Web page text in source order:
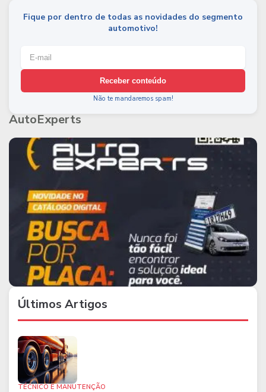
Fique por dentro de todas as novidades do segmento
automotivo!
Receber conteúdo
Não te mandaremos spam!
AutoExperts
Últimos Artigos
TÉCNICO E MANUTENÇÃO